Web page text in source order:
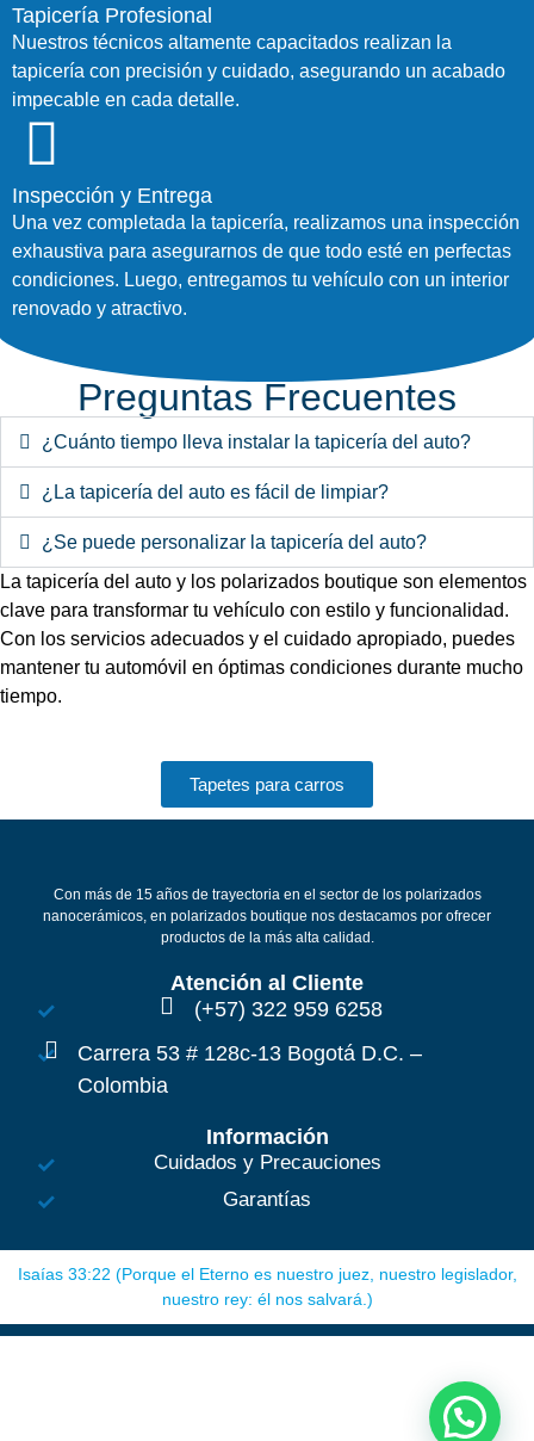
Tapicería Profesional
Nuestros técnicos altamente capacitados realizan la
tapicería con precisión y cuidado, asegurando un acabado
impecable en cada detalle.
Inspección y Entrega
Una vez completada la tapicería, realizamos una inspección
exhaustiva para asegurarnos de que todo esté en perfectas
condiciones. Luego, entregamos tu vehículo con un interior
renovado y atractivo.
Preguntas Frecuentes
¿Cuánto tiempo lleva instalar la tapicería del auto?
¿La tapicería del auto es fácil de limpiar?
¿Se puede personalizar la tapicería del auto?
La tapicería del auto y los polarizados boutique son elementos
clave para transformar tu vehículo con estilo y funcionalidad.
Con los servicios adecuados y el cuidado apropiado, puedes
mantener tu automóvil en óptimas condiciones durante mucho
tiempo.
Tapetes para carros
Con más de 15 años de trayectoria en el sector de los polarizados
nanocerámicos, en polarizados boutique nos destacamos por ofrecer
productos de la más alta calidad.
Atención al Cliente
(+57) 322 959 6258
Carrera 53 # 128c-13 Bogotá D.C. –
Colombia
Información
Cuidados y Precauciones
Garantías
Isaías 33:22 (Porque el Eterno es nuestro juez, nuestro legislador,
nuestro rey: él nos salvará.)